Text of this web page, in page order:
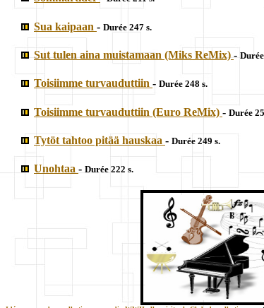
Sua kaipaan - Durée 247 s.
Sut tulen aina muistamaan (Miks ReMix) -
Toisiimme turvauduttiin - Durée 248 s.
Toisiimme turvauduttiin (Euro ReMix) - Durée
Tytöt tahtoo pitää hauskaa - Durée 249 s.
Unohtaa - Durée 222 s.